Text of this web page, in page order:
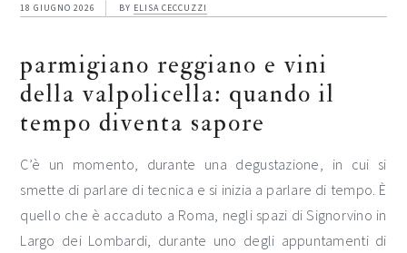
18 GIUGNO 2026 BY ELISA CECCUZZI
parmigiano reggiano e vini
della valpolicella: quando il
tempo diventa sapore
C’è un momento, durante una degustazione, in cui si
smette di parlare di tecnica e si inizia a parlare di tempo. È
quello che è accaduto a Roma, negli spazi di Signorvino in
Largo dei Lombardi, durante uno degli appuntamenti di